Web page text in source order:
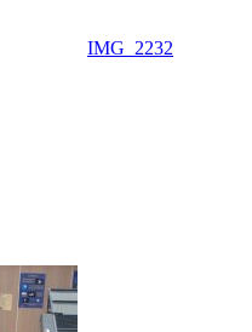
IMG_2232